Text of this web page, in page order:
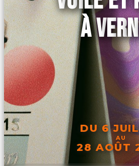
À
DU 6
AU
28 AOÛT